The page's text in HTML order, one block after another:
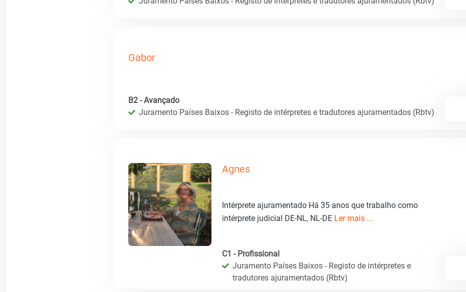
Gabor
B2 - Avançado
Juramento Países Baixos - Registo de intérpretes e tradutores ajuramentados (Rbtv)
Agnes
Intérprete ajuramentado Há 35 anos que trabalho como
intérprete judicial DE-NL, NL-DE Ler mais ...
C1 - Profissional
Juramento Países Baixos - Registo de intérpretes e
tradutores ajuramentados (Rbtv)